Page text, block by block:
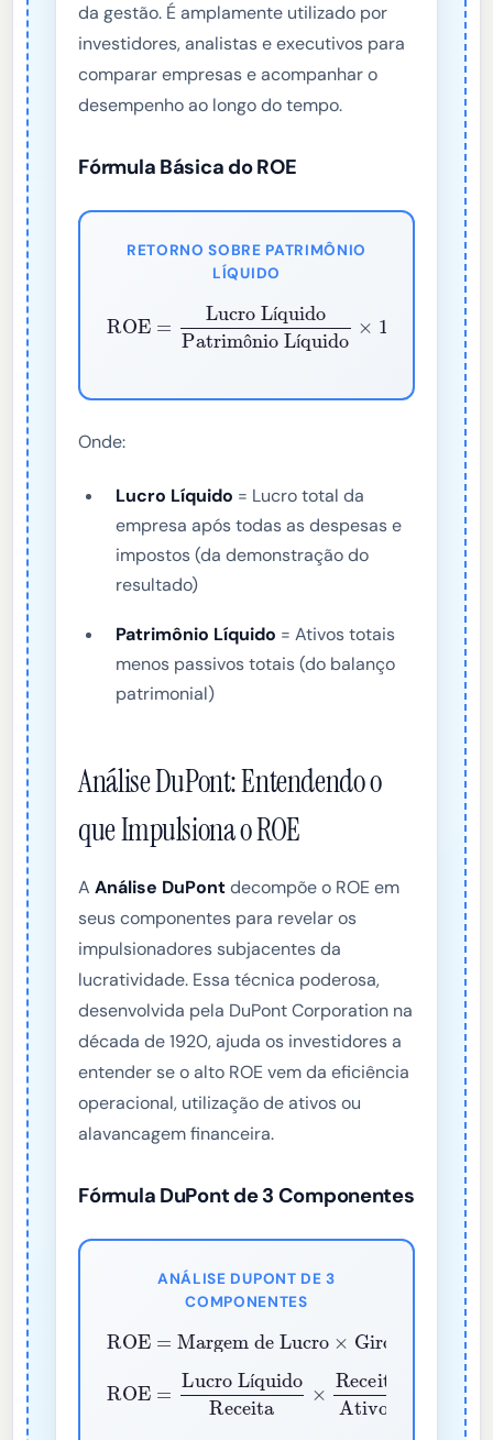
da gestão. É amplamente utilizado por
investidores, analistas e executivos para
comparar empresas e acompanhar o
desempenho ao longo do tempo.
Fórmula Básica do ROE
RETORNO SOBRE PATRIMÔNIO
LÍQUIDO
í
ô í
Lucro Líquido
Patrimônio Líquido×100%
Onde:
Lucro Líquido = Lucro total da
empresa após todas as despesas e
impostos (da demonstração do
resultado)
Patrimônio Líquido = Ativos totais
menos passivos totais (do balanço
patrimonial)
Análise DuPont: Entendendo o
que Impulsiona o ROE
AAnálise DuPontdecompõe o ROE em
seus componentes para revelar os
impulsionadores subjacentes da
lucratividade. Essa técnica poderosa,
desenvolvida pela DuPont Corporation na
década de 1920, ajuda os investidores a
entender se o alto ROE vem da eficiência
operacional, utilização de ativos ou
alavancagem financeira.
Fórmula DuPont de 3 Componentes
ANÁLISE DUPONT DE 3
COMPONENTES
ROE =Margem de Lucro×
Giro de Ativos×
Multiplicador de Patrimônio
í
ROE =
Receita×Receita Ativos×